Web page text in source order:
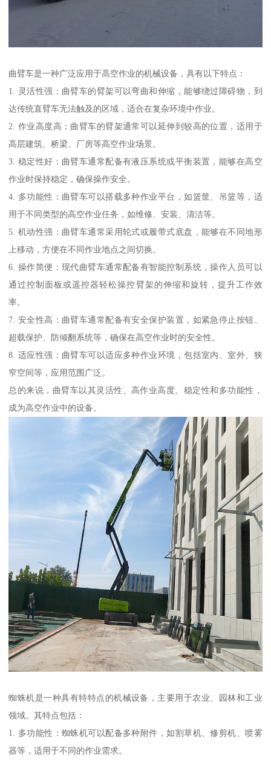
曲臂车是一种广泛应用于高空作业的机械设备，具有以下特点：
1. 灵活性强：曲臂车的臂架可以弯曲和伸缩，能够绕过障碍物，到
达传统直臂车无法触及的区域，适合在复杂环境中作业。
2. 作业高度高：曲臂车的臂架通常可以延伸到较高的位置，适用于
高层建筑、桥梁、厂房等高空作业场景。
3. 稳定性好：曲臂车通常配备有液压系统或平衡装置，能够在高空
作业时保持稳定，确保操作安全。
4. 多功能性：曲臂车可以搭载多种作业平台，如篮筐、吊篮等，适
用于不同类型的高空作业任务，如维修、安装、清洁等。
5. 机动性强：曲臂车通常采用轮式或履带式底盘，能够在不同地形
上移动，方便在不同作业地点之间切换。
6. 操作简便：现代曲臂车通常配备有智能控制系统，操作人员可以
通过控制面板或遥控器轻松操控臂架的伸缩和旋转，提升工作效
率。
7. 安全性高：曲臂车通常配备有安全保护装置，如紧急停止按钮、
超载保护、防倾翻系统等，确保在高空作业时的安全性。
8. 适应性强：曲臂车可以适应多种作业环境，包括室内、室外、狭
窄空间等，应用范围广泛。
总的来说，曲臂车以其灵活性、高作业高度、稳定性和多功能性，
成为高空作业中的设备。
蜘蛛机是一种具有特特点的机械设备，主要用于农业、园林和工业
领域。其特点包括：
1. 多功能性：蜘蛛机可以配备多种附件，如割草机、修剪机、喷雾
器等，适用于不同的作业需求。